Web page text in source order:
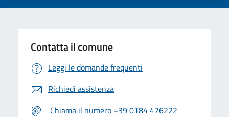
Contatta il comune
Leggi le domande frequenti
Richiedi assistenza
Chiama il numero +39 0184 476222